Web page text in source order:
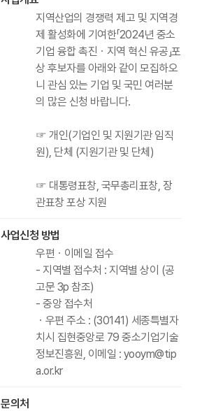
지역산업의 경쟁력 제고 및 지역경
제 활성화에 기여한「2024년 중소
기업 융합 촉진ㆍ지역 혁신 유공」포
상 후보자를 아래와 같이 모집하오
니 관심 있는 기업 및 국민 여러분
의 많은 신청 바랍니다.
☞ 개인(기업인 및 지원기관 임직
원), 단체 (지원기관 및 단체)
☞ 대통령표창, 국무총리표창, 장
관표창 포상 지원
사업신청 방법
우편ㆍ이메일 접수
- 지역별 접수처 : 지역별 상이 (공
고문 3p 참조)
- 중앙 접수처
ㆍ우편 주소 : (30141) 세종특별자
치시 집현중앙로 79 중소기업기술
정보진흥원, 이메일 : yooym@tip
a.or.kr
문의처